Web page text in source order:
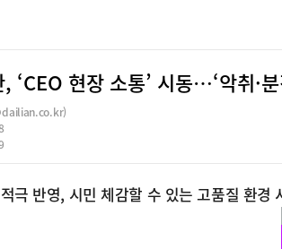
‘CEO 현장 소통’ 시동…‘악취·
극 반영, 시민 체감할 수 있는 고품질 환경